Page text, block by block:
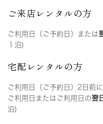
ご来店レンタルの方
ご利用日（ご予約日）または
１泊)
宅配レンタルの方
ご利用日（ご予約日）2日前
ご利用日またはご利用日の翌
泊)